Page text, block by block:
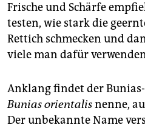
Frische und Schärfe
testen, wie stark die
Rettich schmecken und
viele man dafür
Anklang findet der
Bunias orien­talisnenne,
Der unbekannte Name